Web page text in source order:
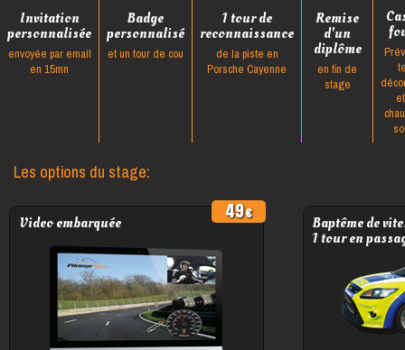
Invitation
personnalisée
envoyée par email
en 15mn
Badge
personnalisé
et un tour de cou
1 tour de
reconnaissance
de la piste en
Porsche Cayenne
Remise
d'un
diplôme
en fin de
stage
Les options du stage:
Video embarquée
49€
Baptême de
1 tour en